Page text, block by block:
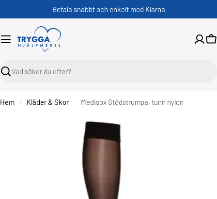
Betala snabbt och enkelt med Klarna
Sök
Hem Kläder & Skor Medisox Stödstrumpa, tunn nylon